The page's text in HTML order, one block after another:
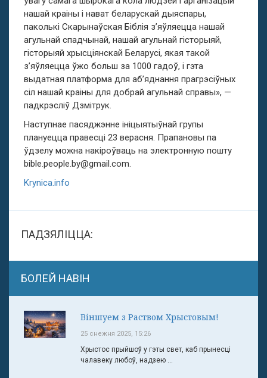
нашай краіны і нават беларускай дыяспары,
паколькі Скарынаўская Біблія з’яўляецца нашай
агульнай спадчынай, нашай агульнай гісторыяй,
гісторыяй хрысціянскай Беларусі, якая такой
з’яўляецца ўжо больш за 1000 гадоў, і гэта
выдатная платформа для аб’яднання прагрэсіўных
сіл нашай краіны для добрай агульнай справы», —
падкрэсліў Дзмітрук.
Наступнае пасяджэнне ініцыятыўнай групы
плануецца правесці 23 верасня. Прапановы па
ўдзелу можна накіроўваць на электронную пошту
bible.people.by@gmail.com.
Krynica.info
ПАДЗЯЛІЦЦА:
БОЛЕЙ НАВІН
Віншуем з Раством Хрыстовым!
25 снежня 2025, 15:26
Хрыстос прыйшоў у гэты свет, каб прынесці
чалавеку любоў, надзею ...